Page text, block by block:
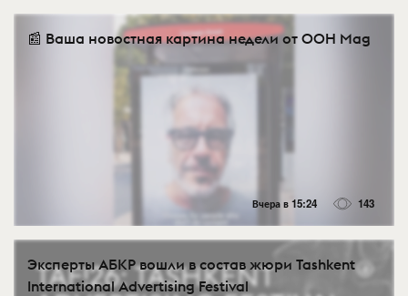
📰 Ваша новостная картина недели от OOH Mag
Вчера в 15:24 143
Эксперты АБКР вошли в состав жюри Tashkent
International Advertising Festival